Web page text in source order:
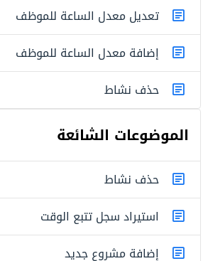
تعديل معدل الساعة للموظف
إضافة معدل الساعة للموظف
حذف نشاط
الموضوعات الشائعة
حذف نشاط
استيراد سجل تتبع الوقت
إضافة مشروع جديد